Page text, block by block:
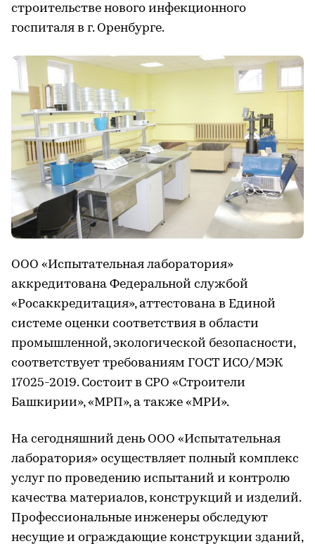
строительстве нового инфекционного
госпиталя в г. Оренбурге.
ООО «Испытательная лаборатория»
аккредитована Федеральной службой
«Росаккредитация», аттестована в Единой
системе оценки соответствия в области
промышленной, экологической безопасности,
соответствует требованиям ГОСТ ИСО/МЭК
17025-2019. Состоит в СРО «Строители
Башкирии», «МРП», а также «МРИ».
На сегодняшний день ООО «Испытательная
лаборатория» осуществляет полный комплекс
услуг по проведению испытаний и контролю
качества материалов, конструкций и изделий.
Профессиональные инженеры обследуют
несущие и ограждающие конструкции зданий,